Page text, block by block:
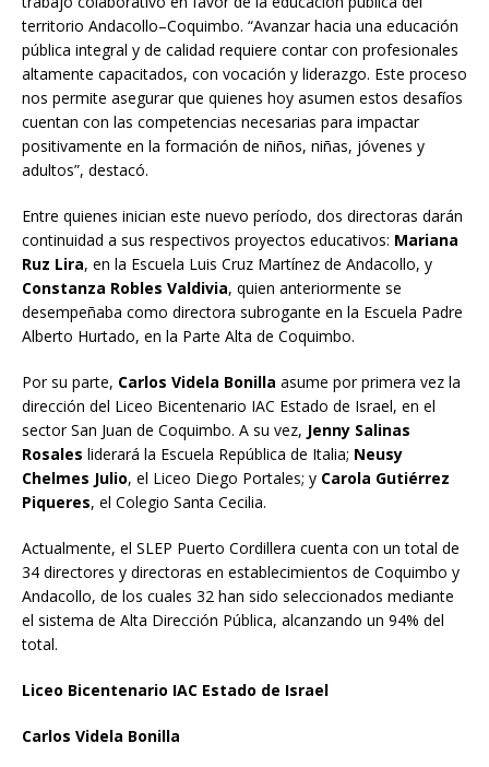
territorio Andacollo–Coquimbo. “Avanzar hacia una educación
pública integral y de calidad requiere contar con profesionales
altamente capacitados, con vocación y liderazgo. Este proceso
nos permite asegurar que quienes hoy asumen estos desafíos
cuentan con las competencias necesarias para impactar
positivamente en la formación de niños, niñas, jóvenes y
adultos”, destacó.
Entre quienes inician este nuevo período, dos directoras darán
continuidad a sus respectivos proyectos educativos: Mariana
Ruz Lira, en la Escuela Luis Cruz Martínez de Andacollo, y
Constanza Robles Valdivia, quien anteriormente se
desempeñaba como directora subrogante en la Escuela Padre
Alberto Hurtado, en la Parte Alta de Coquimbo.
Por su parte, Carlos Videla Bonilla asume por primera vez la
dirección del Liceo Bicentenario IAC Estado de Israel, en el
sector San Juan de Coquimbo. A su vez, Jenny Salinas
Rosales liderará la Escuela República de Italia; Neusy
Chelmes Julio, el Liceo Diego Portales; y Carola Gutiérrez
Piqueres, el Colegio Santa Cecilia.
Actualmente, el SLEP Puerto Cordillera cuenta con un total de
34 directores y directoras en establecimientos de Coquimbo y
Andacollo, de los cuales 32 han sido seleccionados mediante
el sistema de Alta Dirección Pública, alcanzando un 94% del
total.
Liceo Bicentenario IAC Estado de Israel
Carlos Videla Bonilla